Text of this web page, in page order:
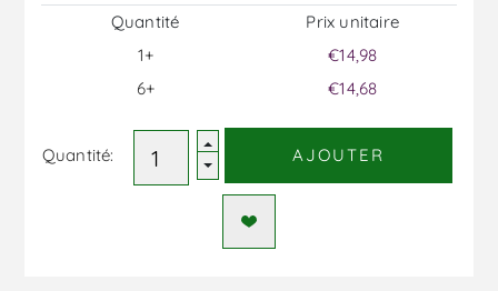
Quantité
1+
6+
Prix ​​unitaire
€14,98
€14,68
Quantité: AJOUTER